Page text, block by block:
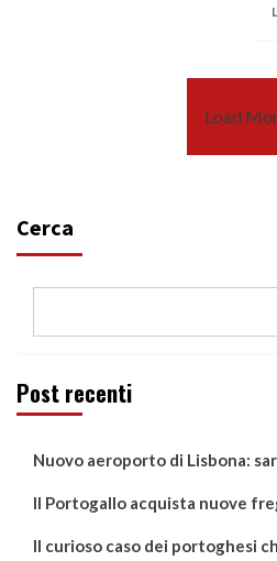
Load
Cerca
Post recenti
Nuovo aeroporto di Lisbona:
Il Portogallo acquista nuove
Il curioso caso dei portoghesi